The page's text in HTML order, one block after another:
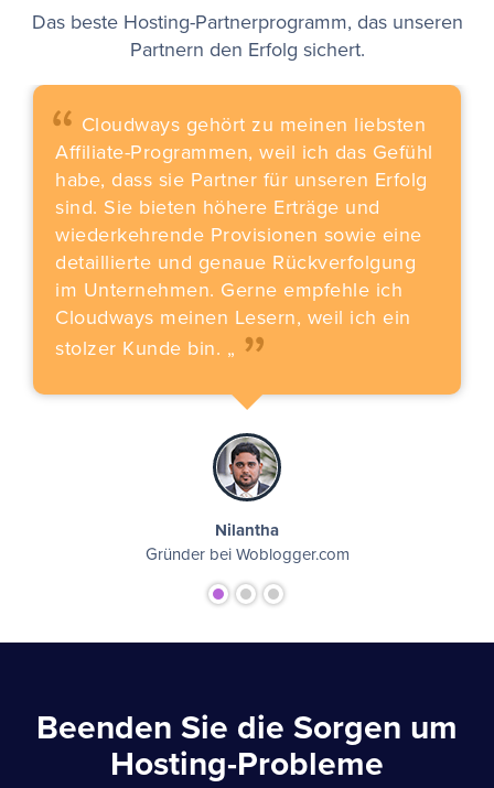
Das beste Hosting-Partnerprogramm, das unseren
Partnern den Erfolg sichert.
“ Cloudways gehört zu meinen liebsten
Affiliate-Programmen, weil ich das Gefühl
habe, dass sie Partner für unseren Erfolg
sind. Sie bieten höhere Erträge und
wiederkehrende Provisionen sowie eine
detaillierte und genaue Rückverfolgung
im Unternehmen. Gerne empfehle ich
Cloudways meinen Lesern, weil ich ein
stolzer Kunde bin. „ „
Nilantha
Gründer bei Woblogger.com
Beenden Sie die Sorgen um
Hosting-Probleme